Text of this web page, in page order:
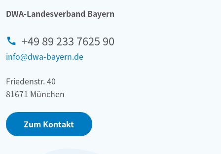
DWA-Landesverband Bayern
+49 89 233 7625 90
info@dwa-bayern.de
Friedenstr. 40
81671 München
Zum Kontakt